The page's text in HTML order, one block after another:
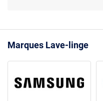
Marques Lave-linge